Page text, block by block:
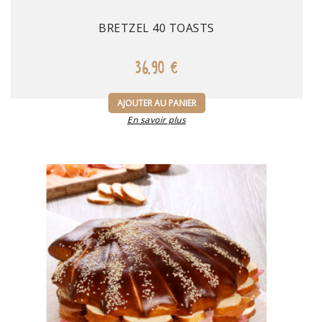
BRETZEL 40 TOASTS
36,90 €
AJOUTER AU PANIER
En savoir plus